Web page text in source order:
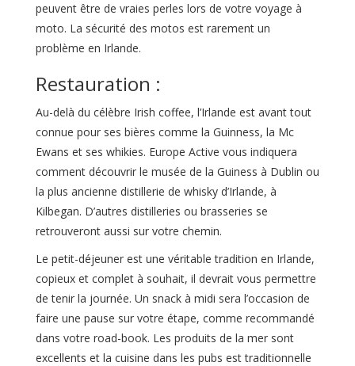
peuvent être de vraies perles lors de votre voyage à
moto. La sécurité des motos est rarement un
problème en Irlande.
Restauration :
Au-delà du célèbre Irish coffee, l’Irlande est avant tout
connue pour ses bières comme la Guinness, la Mc
Ewans et ses whikies. Europe Active vous indiquera
comment découvrir le musée de la Guiness à Dublin ou
la plus ancienne distillerie de whisky d’Irlande, à
Kilbegan. D’autres distilleries ou brasseries se
retrouveront aussi sur votre chemin.
Le petit-déjeuner est une véritable tradition en Irlande,
copieux et complet à souhait, il devrait vous permettre
de tenir la journée. Un snack à midi sera l’occasion de
faire une pause sur votre étape, comme recommandé
dans votre road-book. Les produits de la mer sont
excellents et la cuisine dans les pubs est traditionnelle